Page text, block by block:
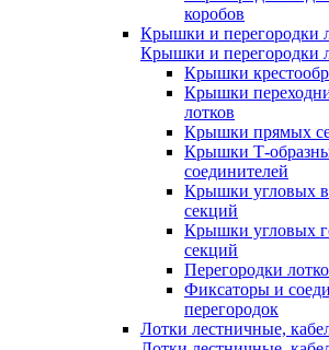
коробов
Крышки и перегородки
Крышки и перегородки
Крышки
Крышки
лотков
Крышки прямых
Крышки Т-
соединителей
Крышки угловых
секций
Крышки угловых
секций
Перегородки
Фиксаторы и
перегородок
Лотки лестничные,